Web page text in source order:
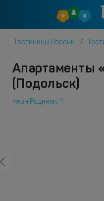
Гостиницы России
Апартаменты
(Подольск)
мкрн Родники, 1